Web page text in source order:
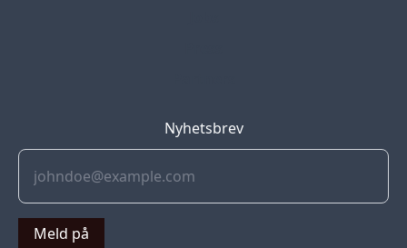
Nyhetsbrev
Meld på